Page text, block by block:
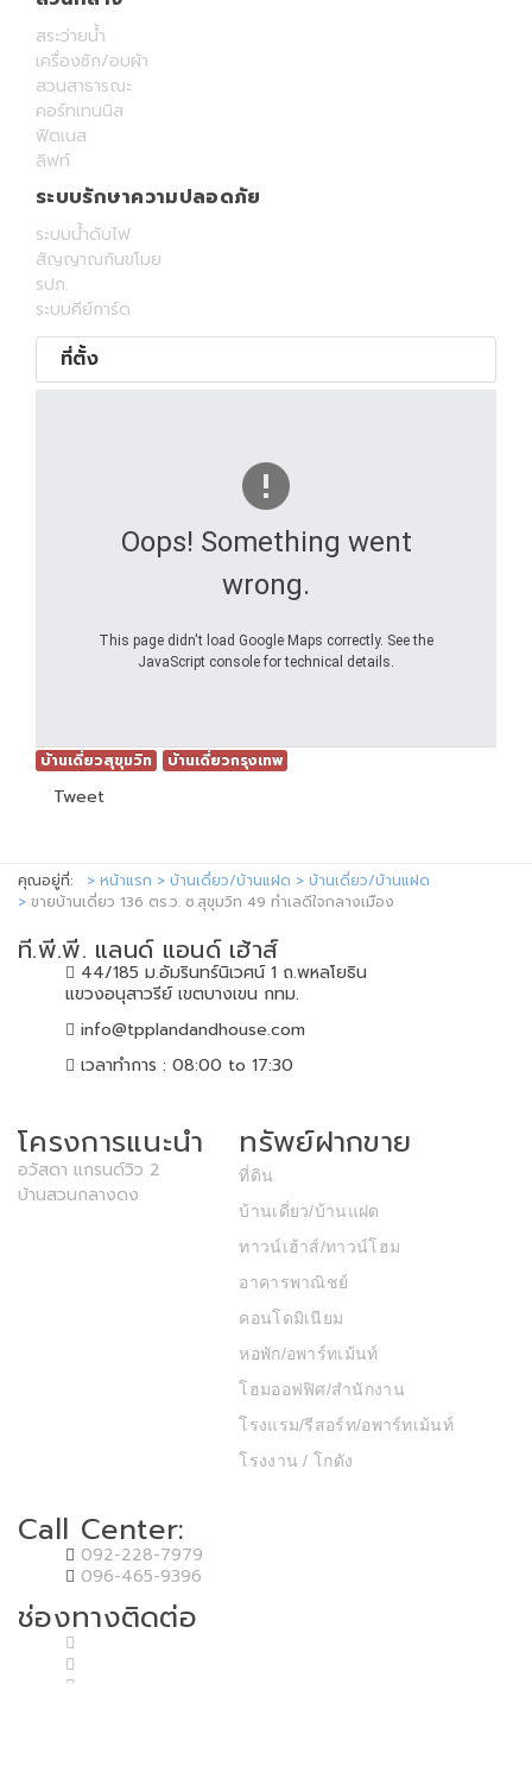
สระว่ายน้ำ
เครื่องซัก/อบผ้า
สวนสาธารณะ
คอร์ทเทนนิส
ฟิตเนส
ลิฟท์
ระบบรักษาความปลอดภัย
ระบบน้ำดับไฟ
สัญญาณกันขโมย
รปภ.
ระบบคีย์การ์ด
ที่ตั้ง
Oops! Something went
wrong.
This page didn't load Google Maps correctly. See the
JavaScript console for technical details.
บ้านเดี่ยวสุขุมวิท บ้านเดี่ยวกรุงเทพ
Tweet
คุณอยู่ที่: หน้าแรก บ้านเดี่ยว/บ้านแฝด
บ้านเดี่ยว/บ้านแฝด
ขายบ้านเดี่ยว 136 ตร.ว. ซ.สุขุมวิท 49 ทำเลดีใจกลางเมือง
ที.พี.พี. แลนด์ แอนด์ เฮ้าส์
44/185 ม.อัมรินทร์นิเวศน์ 1 ถ.พหลโยธิน
แขวงอนุสาวรีย์ เขตบางเขน กทม.
info@tpplandandhouse.com
เวลาทำการ : 08:00 to 17:30
โครงการแนะนำ
อวัสดา แกรนด์วิว 2
บ้านสวนกลางดง
ทรัพย์ฝากขาย
ที่ดิน
บ้านเดี่ยว/บ้านแฝด
ทาวน์เฮ้าส์/ทาวน์โฮม
อาคารพาณิชย์
คอนโดมิเนียม
หอพัก/อพาร์ทเม้นท์
โฮมออฟฟิศ/สำนักงาน
โรงแรม/รีสอร์ท/อพาร์ทเม้นท์
โรงงาน / โกดัง
Call Center:
092-228-7979
096-465-9396
ช่องทางติดต่อ